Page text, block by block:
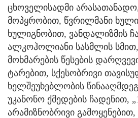
ცხოველისადმი
მოპყრობით, წვრილმანი
ხულიგნობით, ვანდალიზმის
ალკოჰოლიანი სასმლის
მოხმარების წესების
ტარებით, სქესობრივი
ხელშეუხებლობის
უკანონო ქმედების ჩადენით,
არამიზნობრივი